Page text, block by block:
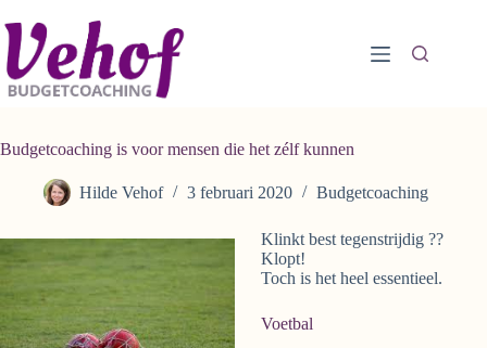
naar
de
inhoud
Budgetcoaching is voor mensen die het zélf kunnen
Hilde Vehof 3 februari 2020 Budgetcoaching
Klinkt best tegenstrijdig ??
Klopt!
Toch is het heel essentieel.
Voetbal